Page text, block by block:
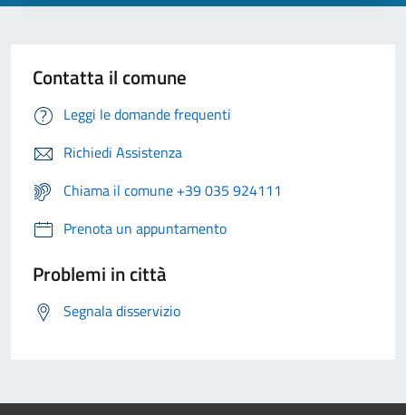
Contatta il comune
Leggi le domande frequenti
Richiedi Assistenza
Chiama il comune +39 035 924111
Prenota un appuntamento
Problemi in città
Segnala disservizio